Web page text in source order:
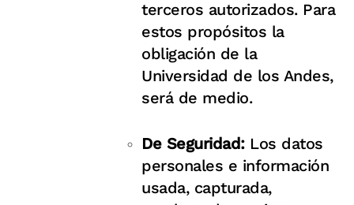
terceros autorizados. Para
estos propósitos la
obligación de la
Universidad de los Andes,
será de medio.
De Seguridad:Los datos
personales e información
usada, capturada,